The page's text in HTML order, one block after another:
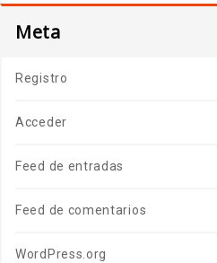
Meta
Registro
Acceder
Feed de entradas
Feed de comentarios
WordPress.org